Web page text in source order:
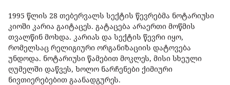
1995 წლის 28 თებერვალს სექტის წევრებმა ნოტარიუსი
კიოში კარია გაიტაცეს. გატაცება არაერთი მოწმის
თვალწინ მოხდა. კარიას და სექტის წევრი იყო,
რომელსაც რელიგიური ორგანიზაციის დატოვება
უნდოდა. ნოტარიუსი წამებით მოკლეს, მისი სხეული
ღუმელში დაწვეს, ხოლო ნარჩენები ქიმიური
ნივთიერებებით გაანადგურეს.